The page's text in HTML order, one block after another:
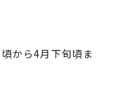
から4月下旬頃ま